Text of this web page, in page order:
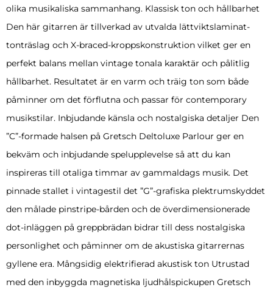
olika musikaliska sammanhang. Klassisk ton och hållbarhet
Den här gitarren är tillverkad av utvalda lättviktslaminat-
tonträslag och X-braced-kroppskonstruktion vilket ger en
perfekt balans mellan vintage tonala karaktär och pålitlig
hållbarhet. Resultatet är en varm och träig ton som både
påminner om det förflutna och passar för contemporary
musikstilar. Inbjudande känsla och nostalgiska detaljer Den
”C”-formade halsen på Gretsch Deltoluxe Parlour ger en
bekväm och inbjudande spelupplevelse så att du kan
inspireras till otaliga timmar av gammaldags musik. Det
pinnade stallet i vintagestil det ”G”-grafiska plektrumskyddet
den målade pinstripe-bården och de överdimensionerade
dot-inläggen på greppbrädan bidrar till dess nostalgiska
personlighet och påminner om de akustiska gitarrernas
gyllene era. Mångsidig elektrifierad akustisk ton Utrustad
med den inbyggda magnetiska ljudhålspickupen Gretsch